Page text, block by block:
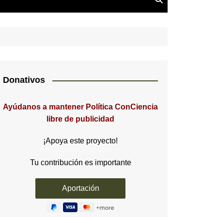
Donativos
Ayúdanos a mantener Política ConCiencia
libre de publicidad
¡Apoya este proyecto!
Tu contribución es importante